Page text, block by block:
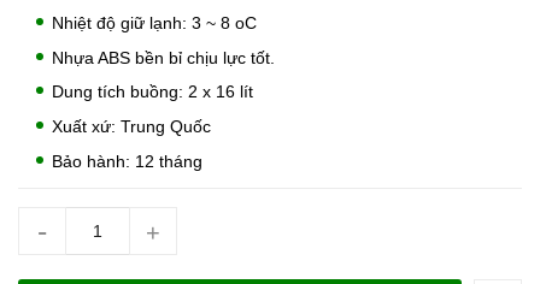
Nhiệt độ giữ lạnh: 3 ~ 8 oC
Nhựa ABS bền bỉ chịu lực tốt.
Dung tích buồng: 2 x 16 lít
Xuất xứ: Trung Quốc
Bảo hành: 12 tháng
- +